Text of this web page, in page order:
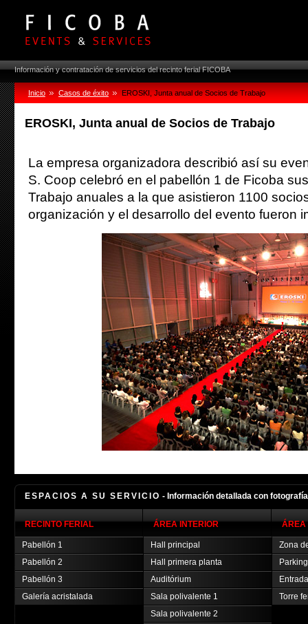
Información y contratación de servicios del recinto ferial FICOBA
Inicio Casos de éxito EROSKI, Junta anual de Socios de Trabajo
EROSKI, Junta anual de Socios de Trabajo
La empresa organizadora describió así su
S. Coop celebró en el pabellón 1 de Ficoba
Trabajo anuales a la que asistieron 1100
organización y el desarrollo del evento fueron
ESPACIOS A SU SERVICIO - Información detallada con
RECINTO FERIAL
Pabellón 1
Pabellón 2
Pabellón 3
Galería acristalada
ÁREA INTERIOR
Hall principal
Hall primera planta
Auditórium
Sala polivalente 1
Sala polivalente 2
ÁREA
Zona
Parking
Torre